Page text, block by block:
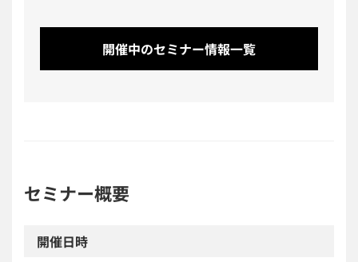
開催中のセミナー情報一覧
セミナー概要
開催日時